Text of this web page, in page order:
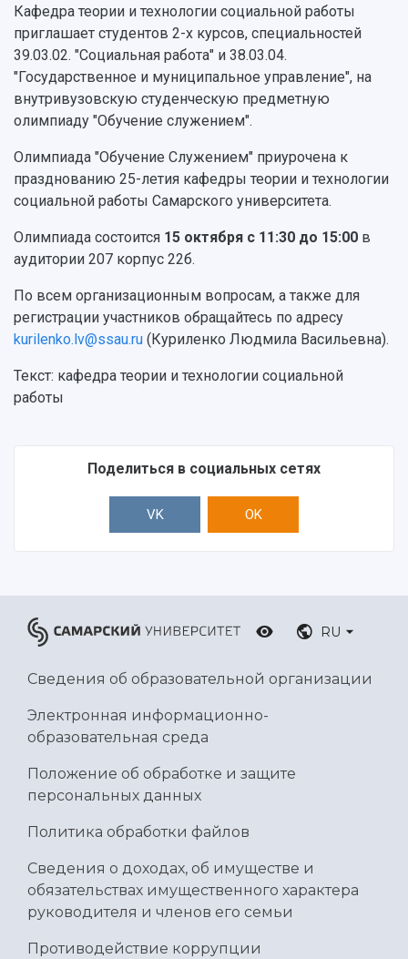
Кадровый резерв
Персоналии
Сотрудники и преподаватели
Заслуженные деятели
Структура университета
Институты и факультеты
Кафедры
Научные подразделения
Общественные организации
Институт искусственного интеллекта
Инжиниринговый центр
Аграрный карбоновый полигон
Архив
Фирменный стиль
Устойчивое развитие
3D-тур по университету
Учебный аэродром
Сведения об образовательной организации
Официальные документы
Мы в соцсетях
Мультимедиа
Подкасты
Просветительский проект "Одержимы
Образовательные программы
Профессорско-преподавательский состав
Расписание занятий
Стипендии
Тестирование иностранных граждан на
знание русского языка, истории России и
основ законодательства РФ
Платные образовательные услуги
Подготовительные курсы
Библиотека
Видеолекции
Аспирантура и докторантура
Справочные материалы
Научная инфраструктура
Научно-исследовательские подразделения
исследовательской деятельностью
Материальная база
Подразделения научного обслуживания
Организационные документы
Результаты научно-исследовательской
Научно-технические разработки
Конкурсы научных проектов и грантов
Областной конкурс "Молодой учёный"
Отчеты о научно-исследовательской
деятельности
Патенты
Кафедра теории и технологии социальной работы
приглашает студентов 2-х курсов, специальностей
39.03.02. "Социальная работа" и 38.03.04.
"Государственное и муниципальное управление", на
внутривузовскую студенческую предметную
олимпиаду "Обучение служением".
Олимпиада "Обучение Служением" приурочена к
празднованию 25-летия кафедры теории и технологии
социальной работы Самарского университета.
Олимпиада состоится 15 октября с 11:30 до 15:00 в
аудитории 207 корпус 22б.
По всем организационным вопросам, а также для
регистрации участников обращайтесь по адресу
kurilenko.lv@ssau.ru (Куриленко Людмила Васильевна).
Текст: кафедра теории и технологии социальной
работы
Поделиться в социальных сетях
VK OK
RU
Сведения об образовательной организации
Электронная информационно-
образовательная среда
Положение об обработке и защите
персональных данных
Политика обработки файлов
Сведения о доходах, об имуществе и
обязательствах имущественного характера
руководителя и членов его семьи
Противодействие коррупции